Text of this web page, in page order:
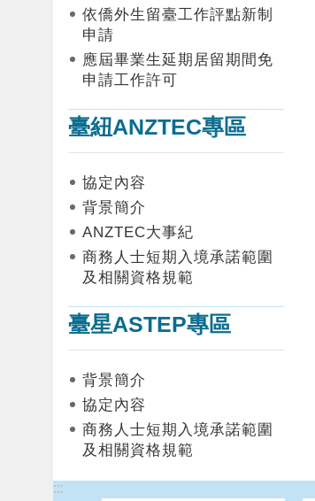
依僑外生留臺工作評點新制
申請
應屆畢業生延期居留期間免
申請工作許可
臺紐ANZTEC專區
協定內容
背景簡介
ANZTEC大事紀
商務人士短期入境承諾範圍
及相關資格規範
臺星ASTEP專區
背景簡介
協定內容
商務人士短期入境承諾範圍
及相關資格規範
:::